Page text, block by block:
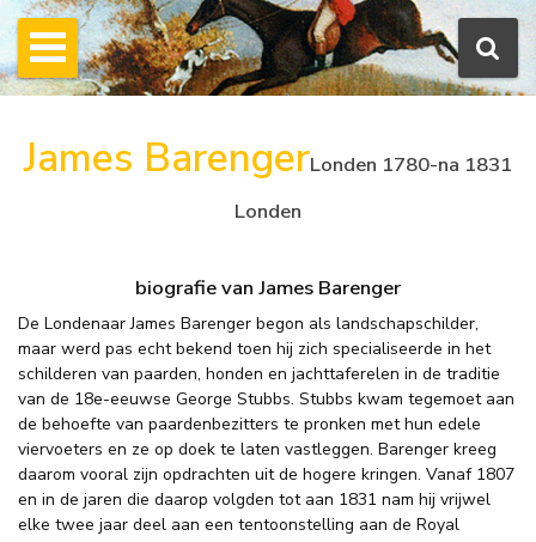
James BarengerLonden 1780-na 1831
Londen
biografie van James Barenger
De Londenaar James Barenger begon als landschapschilder,
maar werd pas echt bekend toen hij zich specialiseerde in het
schilderen van paarden, honden en jachttaferelen in de traditie
van de 18e-eeuwse George Stubbs. Stubbs kwam tegemoet aan
de behoefte van paardenbezitters te pronken met hun edele
viervoeters en ze op doek te laten vastleggen. Barenger kreeg
daarom vooral zijn opdrachten uit de hogere kringen. Vanaf 1807
en in de jaren die daarop volgden tot aan 1831 nam hij vrijwel
elke twee jaar deel aan een tentoonstelling aan de Royal